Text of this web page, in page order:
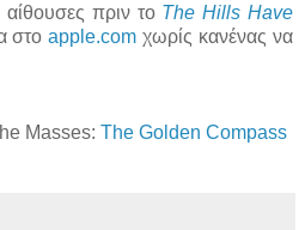
πριν το The Hills Have
στοapple.com χωρίς κανένας να
Masses: The Golden Compass